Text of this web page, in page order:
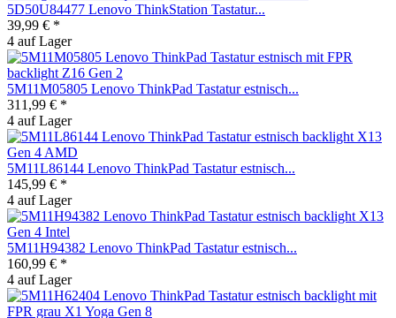
5D50U84477 Lenovo ThinkStation Tastatur...
39,99 € *
4 auf Lager
5M11M05805 Lenovo ThinkPad Tastatur estnisch...
311,99 € *
4 auf Lager
5M11L86144 Lenovo ThinkPad Tastatur estnisch...
145,99 € *
4 auf Lager
5M11H94382 Lenovo ThinkPad Tastatur estnisch...
160,99 € *
4 auf Lager